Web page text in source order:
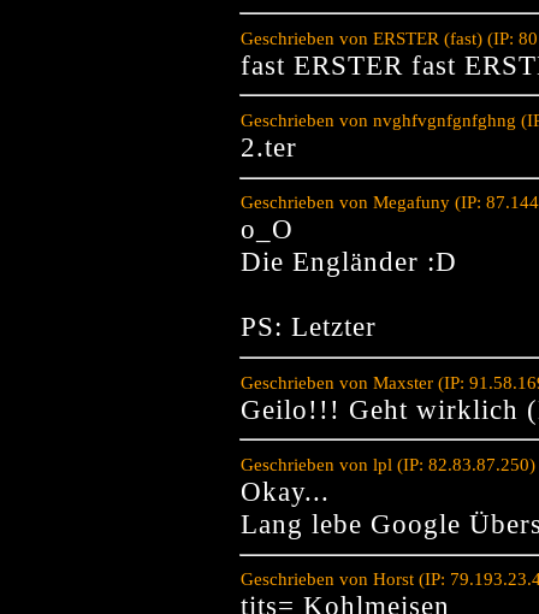
Geschrieben von ERSTER (fast) (IP:
fast ERSTER fast
Geschrieben von nvghfvgnfgnfghng
2.ter
Geschrieben von Megafuny (IP:
o_O
Die Engländer :D
PS: Letzter
Geschrieben von Maxster (IP:
Geilo!!! Geht wirklich
Geschrieben von lpl (IP:
Okay...
Lang lebe Google
Geschrieben von Horst (IP:
tits= Kohlmeisen